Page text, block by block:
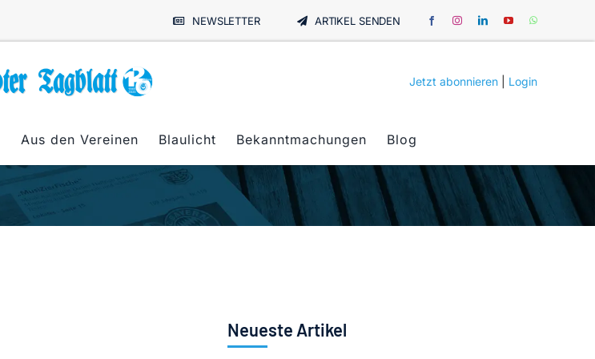
NEWSLETTER ARTIKEL SENDEN
Jetzt abonnieren Login
Aus den Vereinen Blaulicht Bekanntmachungen Blog
Neueste Artikel